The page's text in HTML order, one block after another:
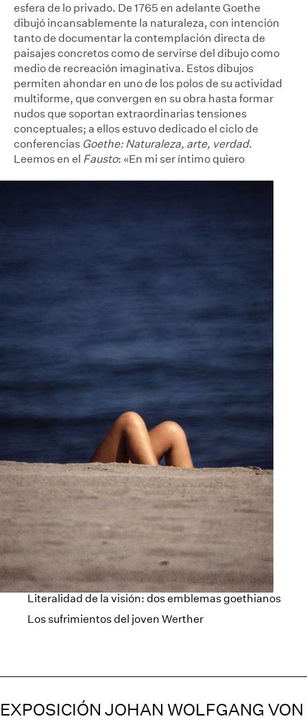
esfera de lo privado. De 1765 en adelante Goethe
dibujó incansablemente la naturaleza, con intención
tanto de documentar la contemplación directa de
paisajes concretos como de servirse del dibujo como
medio de recreación imaginativa. Estos dibujos
permiten ahondar en uno de los polos de su actividad
multiforme, que convergen en su obra hasta formar
nudos que soportan extraordinarias tensiones
conceptuales; a ellos estuvo dedicado el ciclo de
conferencias Goethe: Naturaleza, arte, verdad.
Leemos en el Fausto: «En mi ser íntimo quiero
Literalidad de la visión: dos emblemas goethianos
Los sufrimientos del joven Werther
EXPOSICIÓN JOHAN WOLFGANG VON